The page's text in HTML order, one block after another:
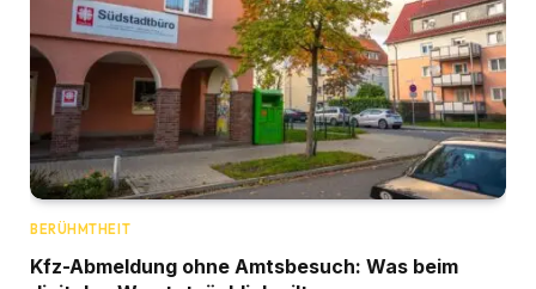
BERÜHMTHEIT
Kfz-Abmeldung ohne Amtsbesuch: Was beim